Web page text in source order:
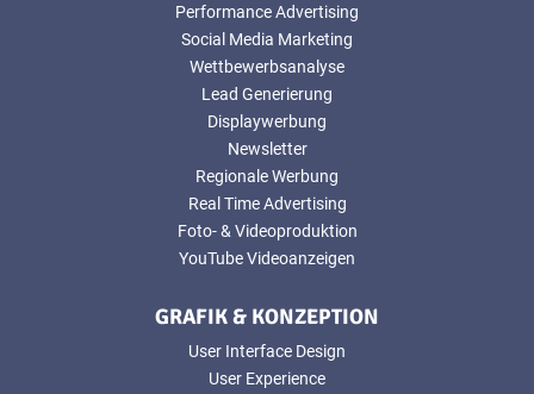
Performance Advertising
Social Media Marketing
Wettbewerbsanalyse
Lead Generierung
Displaywerbung
Newsletter
Regionale Werbung
Real Time Advertising
Foto- & Videoproduktion
YouTube Videoanzeigen
GRAFIK & KONZEPTION
User Interface Design
User Experience